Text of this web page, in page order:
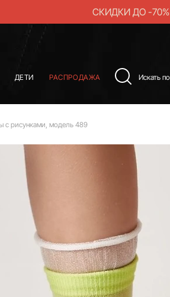
СКИДКИ ДО -70%
ДЕТИ РАСПРОДАЖА
с рисунками, модель 489